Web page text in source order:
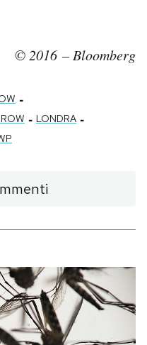
© 2016 – Bloomberg
-
- LONDRA -